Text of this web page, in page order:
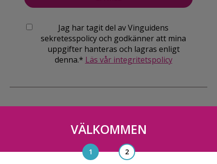
Jag har tagit del av Vinguidens
sekretesspolicy och godkänner att mina
uppgifter hanteras och lagras enligt
denna.* Läs vår integritetspolicy
Vinguiden Nordic AB
Blasieholmsgatan 4A, 111 48, Stockholm
VÄLKOMMEN